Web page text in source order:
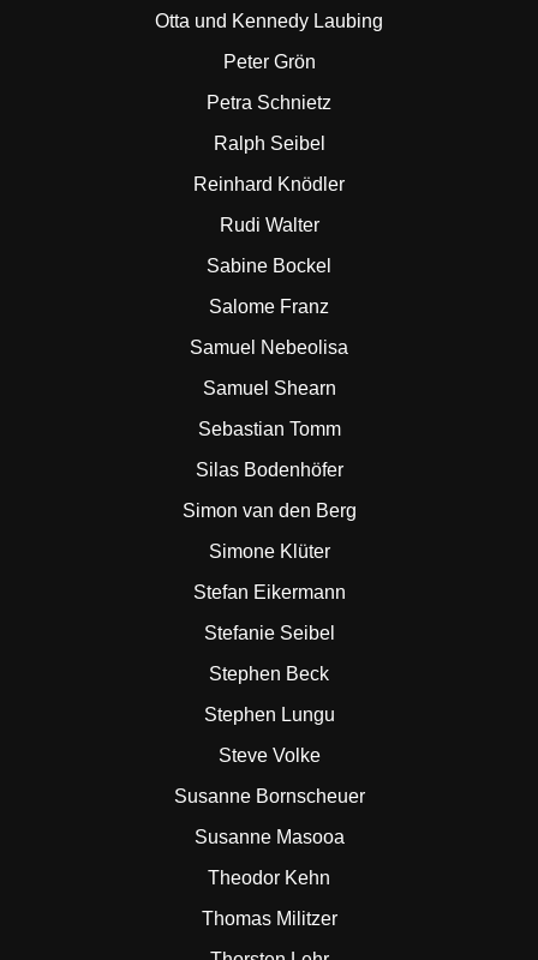
Otta und Kennedy Laubing
Peter Grön
Petra Schnietz
Ralph Seibel
Reinhard Knödler
Rudi Walter
Sabine Bockel
Salome Franz
Samuel Nebeolisa
Samuel Shearn
Sebastian Tomm
Silas Bodenhöfer
Simon van den Berg
Simone Klüter
Stefan Eikermann
Stefanie Seibel
Stephen Beck
Stephen Lungu
Steve Volke
Susanne Bornscheuer
Susanne Masooa
Theodor Kehn
Thomas Militzer